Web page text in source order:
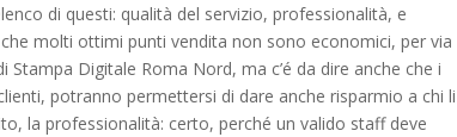
di questi: qualità del servizio, professionalità, e
molti ottimi punti vendita non sono economici, per via
Digitale Roma Nord, ma c’é da dire anche che i
potranno permettersi di dare anche risparmio a chi li
la professionalità: certo, perché un valido staff deve